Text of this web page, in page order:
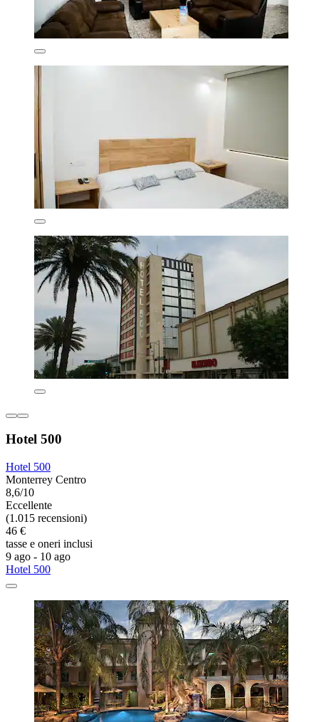
Hotel 500
Hotel 500
Monterrey Centro
8,6/10
Eccellente
(1.015 recensioni)
46 €
tasse e oneri inclusi
9 ago - 10 ago
Hotel 500